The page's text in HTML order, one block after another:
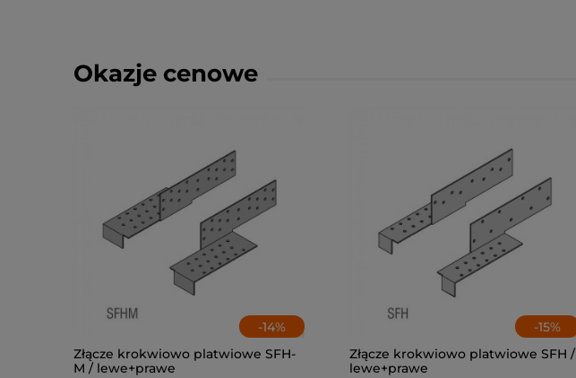
Okazje cenowe
-14%
Złącze krokwiowo platwiowe SFH-
M / lewe+prawe
-15%
Złącze krokwiowo platwiowe SFH /
lewe+prawe